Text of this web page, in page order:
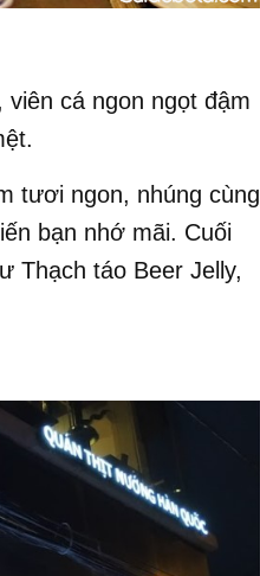
cá ngon ngọt đậm
tươi ngon, nhúng cùng
bạn nhớ mãi. Cuối
Thạch táo Beer Jelly,